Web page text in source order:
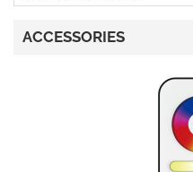
ACCESSORIES